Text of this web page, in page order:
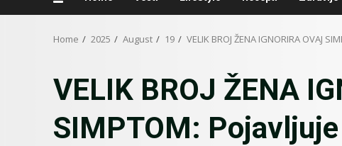
Home 2025 August 19 VELIK BROJ ŽENA IGNORIRA
VELIK BROJ ŽENA
SIMPTOM: